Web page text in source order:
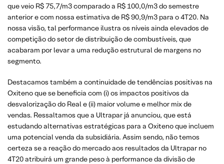
que veio R$ 75,7/m3 comparado a R$ 100,0/m3 do semestre
anterior e com nossa estimativa de R$ 90,9/m3 para o 4T20. Na
nossa visão, tal performance ilustra os níveis ainda elevados de
competição do setor de distribuição de combustíveis, que
acabaram por levar a uma redução estrutural de margens no
segmento.
Destacamos também a continuidade de tendências positivas na
Oxiteno que se beneficia com (i) os impactos positivos da
desvalorização do Real e (ii) maior volume e melhor mix de
vendas. Ressaltamos que a Ultrapar já anunciou, que está
estudando alternativas estratégicas para a Oxiteno que incluem
uma potencial venda da subsidiária. Assim sendo, não temos
certeza se a reação do mercado aos resultados da Ultrapar no
4T20 atribuirá um grande peso à performance da divisão de